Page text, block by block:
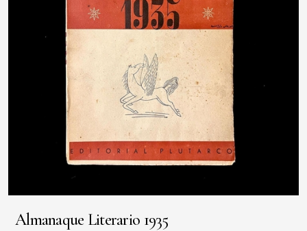
Almanaque Literario 1935